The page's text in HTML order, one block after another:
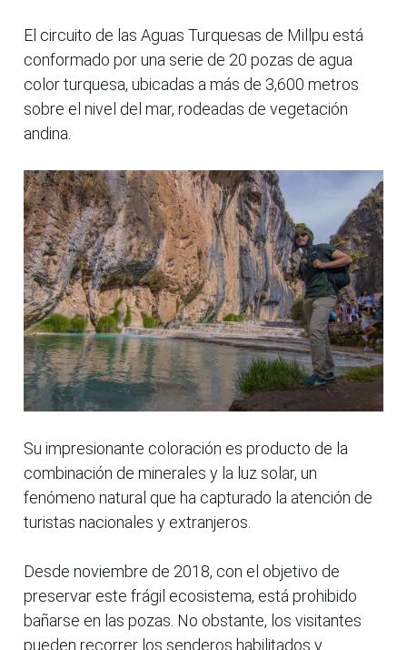
El circuito de las Aguas Turquesas de Millpu está
conformado por una serie de 20 pozas de agua
color turquesa, ubicadas a más de 3,600 metros
sobre el nivel del mar, rodeadas de vegetación
andina.
Su impresionante coloración es producto de la
combinación de minerales y la luz solar, un
fenómeno natural que ha capturado la atención de
turistas nacionales y extranjeros.
Desde noviembre de 2018, con el objetivo de
preservar este frágil ecosistema, está prohibido
bañarse en las pozas. No obstante, los visitantes
pueden recorrer los senderos habilitados y